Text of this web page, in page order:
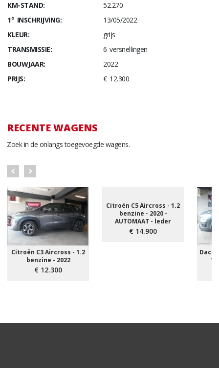
KM-STAND:
52.270
1° INSCHRIJVING:
13/05/2022
KLEUR:
grijs
TRANSMISSIE:
6 versnellingen
BOUWJAAR:
2022
PRIJS:
€ 12.300
RECENTE WAGENS
Zoek in de onlangs toegevoegde wagens.
Citroën C3 Aircross - 1.2
benzine - 2022
€ 12.300
Citroën C5 Aircross - 1.2
benzine - 2020 -
AUTOMAAT - leder
€ 14.900
Dacia